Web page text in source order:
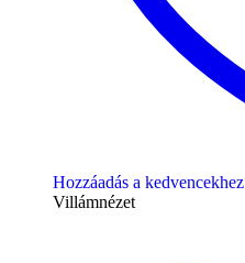
Hozzáadás a kedvencekhez
Villámnézet